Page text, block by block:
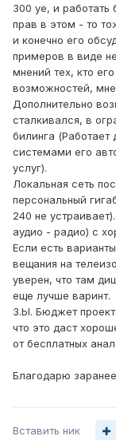
300 уе, и работать
прав в этом - то
и конечно его
примеров в виде
мнений тех, кто
возможностей,
Дополнительно
сталкивался, в
билинга
системами его
услуг).
Локальная сеть
персональный
240 не
аудио - радио) с
Если есть
вещания на
уверен, что там
еще лучше варинт.
З.Ы. Бюджет
что это даст
от бесплатных
Благодарю
Вставить ник